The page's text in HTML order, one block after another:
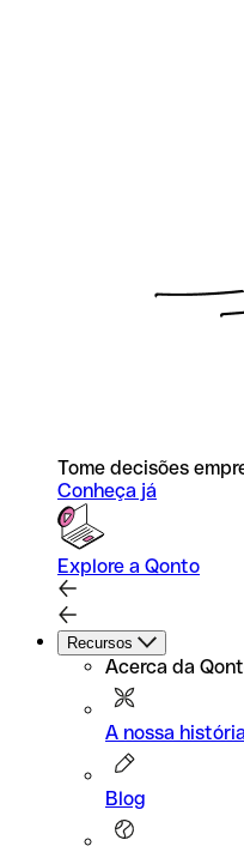
Tome decisões
Conheça já
Explore a Qonto
Recursos
Acerca da
A nossa história
Blog